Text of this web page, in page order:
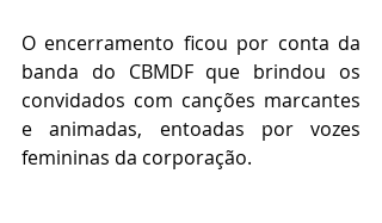
O encerramento ficou por conta da
banda do CBMDF que brindou os
convidados com canções marcantes
e animadas, entoadas por vozes
femininas da corporação.